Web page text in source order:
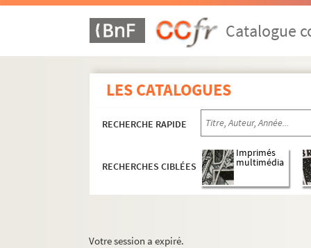
Catalogue
LES CATALOGUES
RECHERCHE RAPIDE
RECHERCHES CIBLÉES
Imprimés
multimédia
Votre session a expiré.